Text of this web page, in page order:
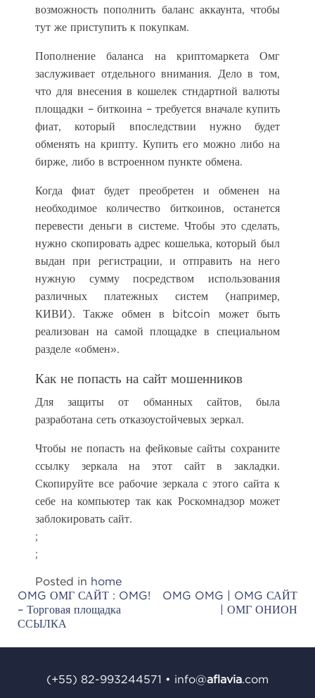
возможность пополнить баланс аккаунта, чтобы
тут же приступить к покупкам.
Пополнение баланса на криптомаркета Омг
заслуживает отдельного внимания. Дело в том,
что для внесения в кошелек стндартной валюты
площадки – биткоина – требуется вначале купить
фиат, который впоследствии нужно будет
обменять на крипту. Купить его можно либо на
бирже, либо в встроенном пункте обмена.
Когда фиат будет преобретен и обменен на
необходимое количество биткоинов, останется
перевести деньги в системе. Чтобы это сделать,
нужно скопировать адрес кошелька, который был
выдан при регистрации, и отправить на него
нужную сумму посредством использования
различных платежных систем (например,
КИВИ). Также обмен в bitcoin может быть
реализован на самой площадке в специальном
разделе «обмен».
Как не попасть на сайт мошенников
Для защиты от обманных сайтов, была
разработана сеть отказоустойчевых зеркал.
Чтобы не попасть на фейковые сайты сохраните
ссылку зеркала на этот сайт в закладки.
Скопируйте все рабочие зеркала с этого сайта к
себе на компьютер так как Роскомнадзор может
заблокировать сайт.
;
;
Posted in home
Post
navigation
OMG ОМГ САЙТ : OMG!
– Торговая площадка
ССЫЛКА
OMG OMG | OMG САЙТ
| ОМГ ОНИОН
(+55) 82-993244571 • info@aﬂavia.com